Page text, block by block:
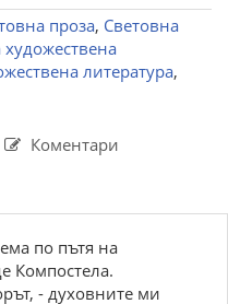
проза, Световна
литература,
Коментари
по пътя на
Компостела.
- духовните ми